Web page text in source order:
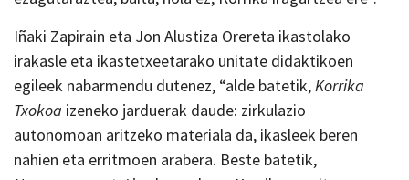
Iñaki Zapirain eta Jon Alustiza Orereta ikastolako
irakasle eta ikastetxeetarako unitate didaktikoen
egileek nabarmendu dutenez, “alde batetik,Korrika
Txokoa izeneko jarduerak daude: zirkulazio
autonomoan aritzeko materiala da, ikasleek beren
nahien eta erritmoen arabera. Beste batetik,